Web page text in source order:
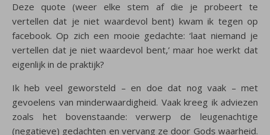
Deze quote (weer elke stem af die je probeert te
vertellen dat je niet waardevol bent) kwam ik tegen op
facebook. Op zich een mooie gedachte: ‘laat niemand je
vertellen dat je niet waardevol bent,’ maar hoe werkt dat
eigenlijk in de praktijk?
Ik heb veel geworsteld – en doe dat nog vaak – met
gevoelens van minderwaardigheid. Vaak kreeg ik adviezen
zoals het bovenstaande: verwerp de leugenachtige
(negatieve) gedachten en vervang ze door Gods waarheid.